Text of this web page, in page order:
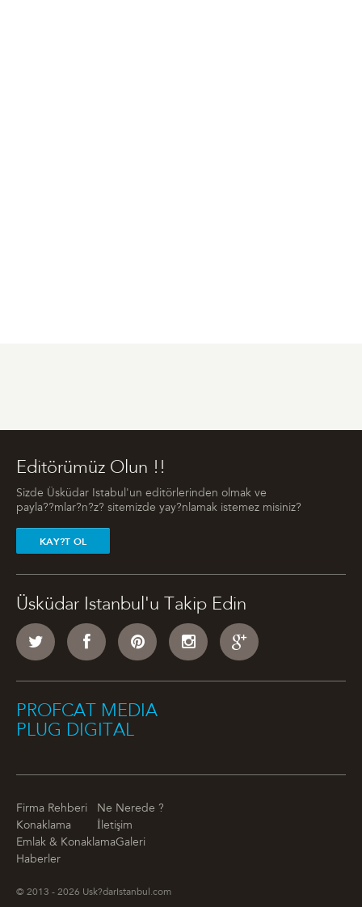
Editörümüz Olun !!
Sizde Üsküdar Istabul'un editörlerinden olmak ve
payla??mlar?n?z? sitemizde yay?nlamak istemez misiniz?
KAY?T OL
Üsküdar Istanbul'u Takip Edin
PROFCAT MEDIA
PLUG DIGITAL
Firma Rehberi
Ne Nerede ?
Konaklama
İletişim
Emlak & KonaklamaGaleri
Haberler
© 2013 - 2026 Usk?darIstanbul.com